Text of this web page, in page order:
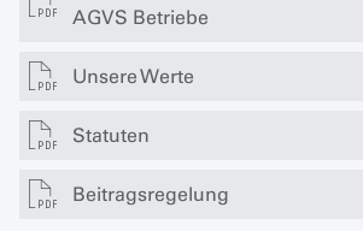
AGVS Betriebe
Unsere Werte
Statuten
Beitragsregelung